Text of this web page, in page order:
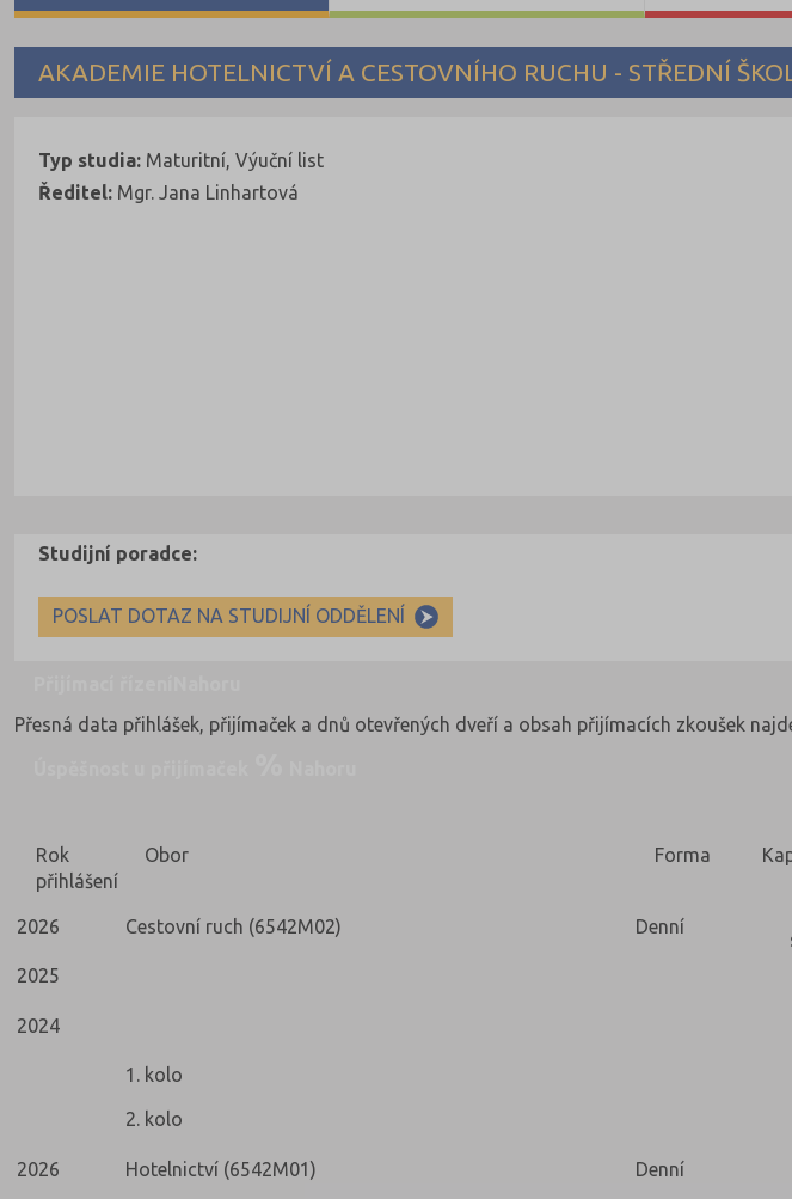
AKADEMIE HOTELNICTVÍ A CESTOVNÍHO RUCHU - STŘEDNÍ
Typ studia: Maturitní, Výuční list
Ředitel: Mgr. Jana Linhartová
Studijní poradce:
POSLAT DOTAZ NA STUDIJNÍ ODDĚLENÍ
Přesná data přihlášek, přijímaček a dnů otevřených dveří a obsah přijímacích zkoušek
Rok
přihlášení
Obor Forma
2026 Cestovní ruch (6542M02) Denní
2025
2024
1. kolo
2. kolo
2026 Hotelnictví (6542M01) Denní